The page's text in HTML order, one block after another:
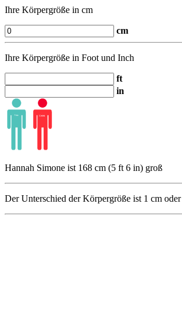
Ihre Körpergröße in cm
cm
Ihre Körpergröße in Foot und Inch
ft
in
Hannah Simone ist 168 cm (5 ft 6 in) groß
Der Unterschied der Körpergröße ist 1 cm oder